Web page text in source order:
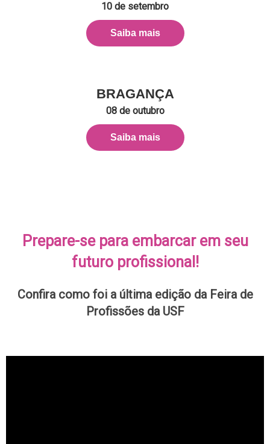
10 de setembro
Saiba mais
BRAGANÇA
08 de outubro
Saiba mais
Prepare-se para embarcar em seu
futuro profissional!
Confira como foi a última edição da Feira de
Profissões da USF